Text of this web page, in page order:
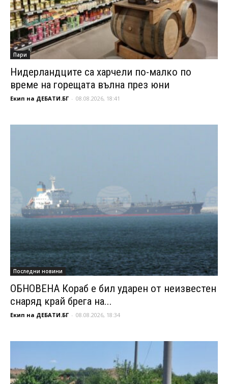
Пари
Нидерландците са харчели по-малко по
време на горещата вълна през юни
Екип на ДЕБАТИ.БГ - 08.08.2026, 18:41
Последни новини
ОБНОВЕНА Кораб е бил ударен от неизвестен
снаряд край брега на...
Екип на ДЕБАТИ.БГ - 08.08.2026, 18:34